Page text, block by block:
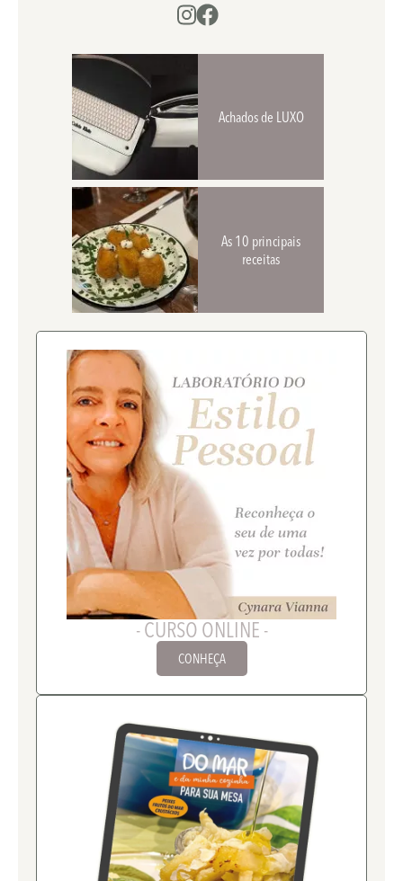
Achados de LUXO
As 10 principais
receitas
- CURSO ONLINE -
CONHEÇA